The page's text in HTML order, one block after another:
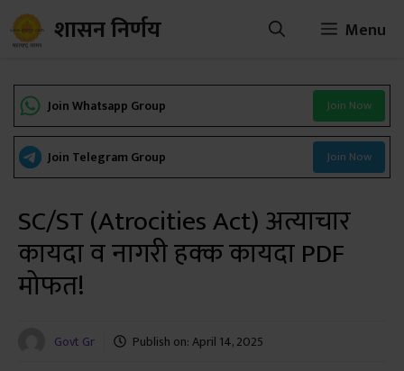
Skip
to
शासन निर्णय Menu
Join Whatsapp Group Join Now
Join Telegram Group Join Now
SC/ST (Atrocities Act) अत्याचार
कायदा व नागरी हक्क कायदा PDF
मोफत!
Govt Gr Publish on:April 14, 2025